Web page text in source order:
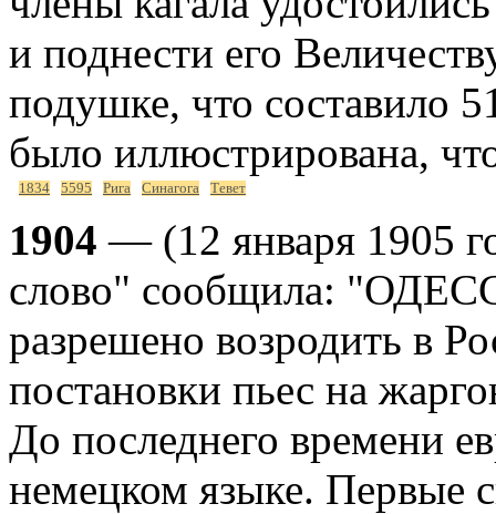
и поднести его
подушке, что составило
было иллюстрирована,
1834 5595 Рига Синагога Тевет
1904 — (12 января 1905
слово" сообщила:
разрешено возродить в
постановки пьес на
До последнего времени
немецком языке. Первые